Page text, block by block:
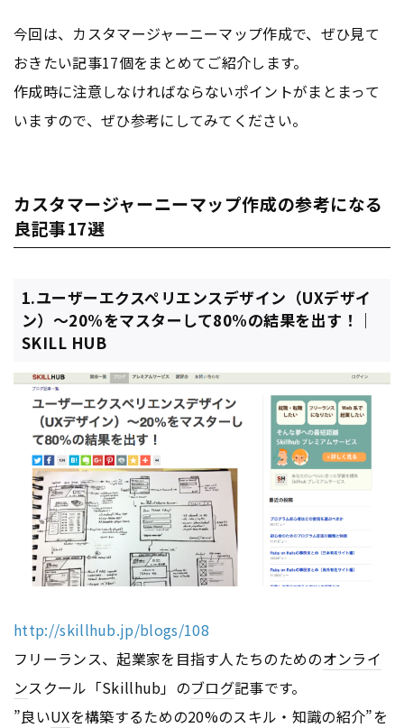
今回は、カスタマージャーニーマップ作成で、ぜひ見て
おきたい記事17個をまとめてご紹介します。
作成時に注意しなければならないポイントがまとまって
いますので、ぜひ参考にしてみてください。
カスタマージャーニーマップ作成の参考になる
良記事17選
1.ユーザーエクスペリエンスデザイン（UXデザイ
ン）〜20%をマスターして80%の結果を出す！｜
SKILL HUB
http://skillhub.jp/blogs/108
フリーランス、起業家を目指す人たちのためのオンライ
ンスクール「Skillhub」のブログ記事です。
”良いUXを構築するための20%のスキル・知識の紹介”を